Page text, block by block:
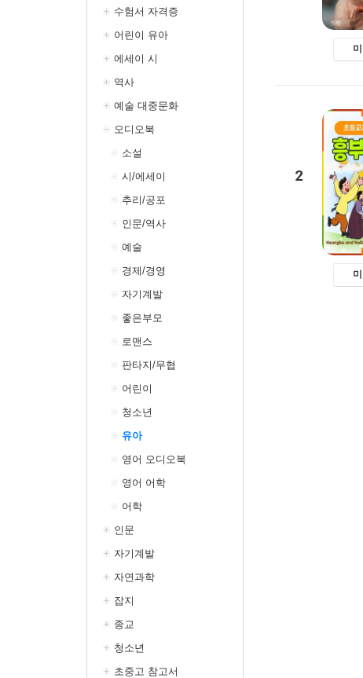
수험서 자격증
어린이 유아
에세이 시
역사
예술 대중문화
오디오북
소설
시/에세이
추리/공포
인문/역사
예술
경제/경영
자기계발
좋은부모
로맨스
판타지/무협
어린이
청소년
유아
영어 오디오북
영어 어학
어학
인문
자기계발
자연과학
잡지
종교
청소년
초중고 참고서
2